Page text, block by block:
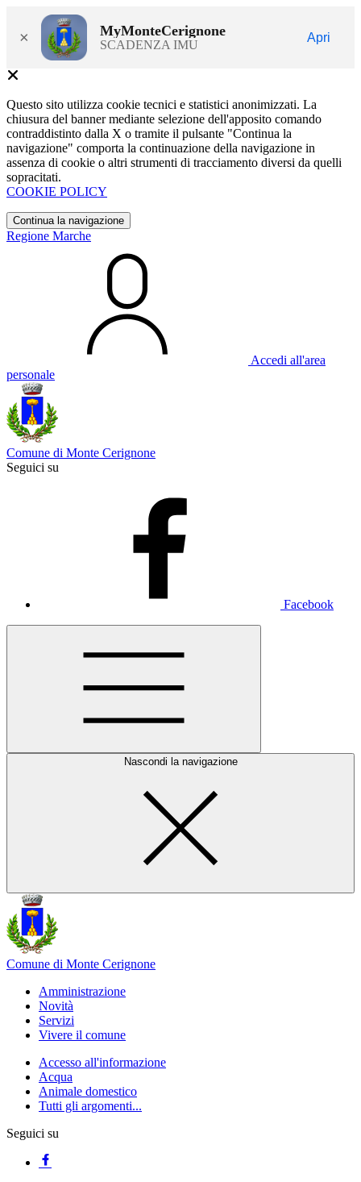
× MyMonteCerignone
SCADENZA IMU
Apri
Questo sito utilizza cookie tecnici e statistici anonimizzati. La
chiusura del banner mediante selezione dell'apposito comando
contraddistinto dalla X o tramite il pulsante "Continua la
navigazione" comporta la continuazione della navigazione in
assenza di cookie o altri strumenti di tracciamento diversi da quelli
sopracitati.
COOKIE POLICY
Continua la navigazione
Regione Marche
Accedi all'area
personale
Comune di Monte Cerignone
Seguici su
Facebook
Nascondi la navigazione
Comune di Monte Cerignone
Amministrazione
Novità
Servizi
Vivere il comune
Accesso all'informazione
Acqua
Animale domestico
Tutti gli argomenti...
Seguici su